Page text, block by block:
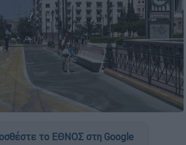
το ΕΘΝΟΣ στη Google